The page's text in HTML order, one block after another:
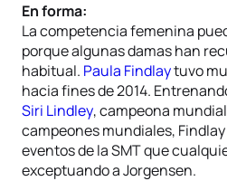
En forma:
La competencia femenina
porque algunas damas han
habitual. Paula Findlaytuvo
hacia fines de 2014.
Siri Lindley, campeona
campeones mundiales,
eventos de la SMT que
exceptuando a Jorgensen.